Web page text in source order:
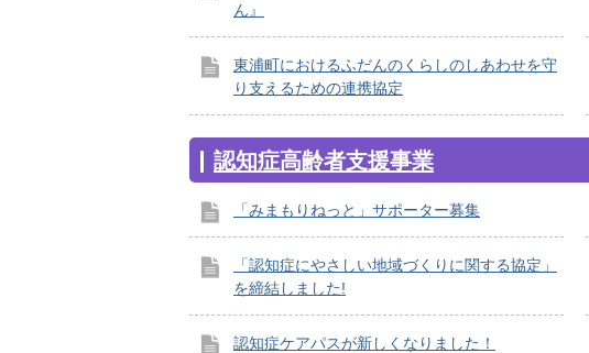
ん』
東浦町におけるふだんのくらしのしあわせを守
り支えるための連携協定
認知症高齢者支援事業
「みまもりねっと」サポーター募集
「認知症にやさしい地域づくりに関する協定」
を締結しました!
認知症ケアパスが新しくなりました！